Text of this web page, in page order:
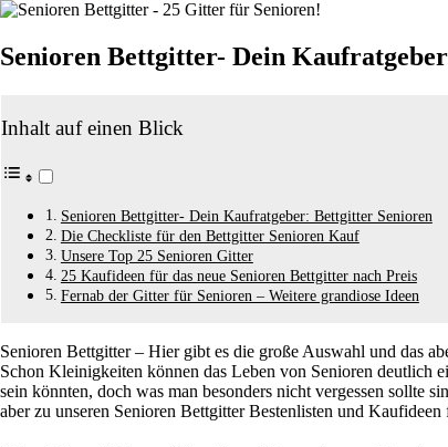
Senioren Bettgitter- Dein
Inhalt auf einen Blick
Senioren Bettgitter- Dein Kaufratgeber: Bettgitter Senioren
Die Checkliste für den Bettgitter Senioren Kauf
Unsere Top 25 Senioren Gitter
25 Kaufideen für das neue Senioren Bettgitter nach Preis
Fernab der Gitter für Senioren – Weitere grandiose Ideen
Senioren Bettgitter – Hier gibt es die große Auswahl und das
Schon Kleinigkeiten können das Leben von Senioren deutlich
sein könnten, doch was man besonders nicht vergessen sollte
aber zu unseren Senioren Bettgitter Bestenlisten und